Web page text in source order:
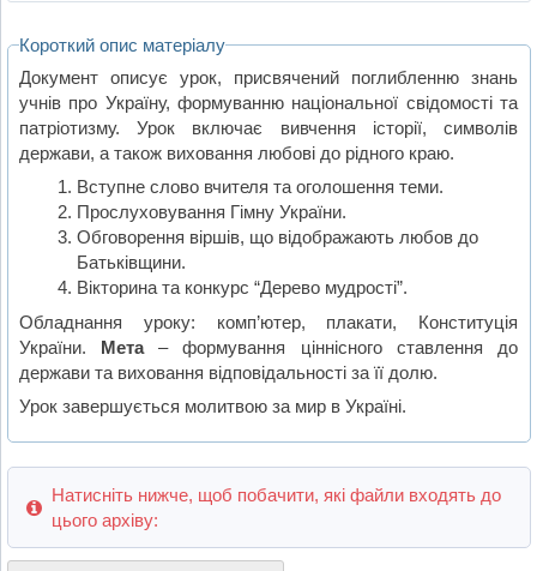
Короткий опис матеріалу
Документ описує урок, присвячений поглибленню знань
учнів про Україну, формуванню національної свідомості та
патріотизму. Урок включає вивчення історії, символів
держави, а також виховання любові до рідного краю.
Вступне слово вчителя та оголошення теми.
Прослуховування Гімну України.
Обговорення віршів, що відображають любов до
Батьківщини.
Вікторина та конкурс “Дерево мудрості”.
Обладнання уроку: комп’ютер, плакати, Конституція
України. Мета– формування ціннісного ставлення до
держави та виховання відповідальності за її долю.
Урок завершується молитвою за мир в Україні.
Натисніть нижче, щоб побачити, які файли входять до
цього архіву: